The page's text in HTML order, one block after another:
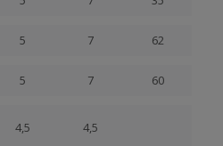
5 7 62
5 7 60
4,5 4,5